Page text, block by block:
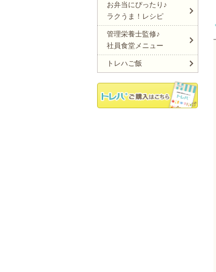
お弁当にぴったり♪
ラクうま！レシピ
管理栄養士監修♪
社員食堂メニュー
トレハご飯